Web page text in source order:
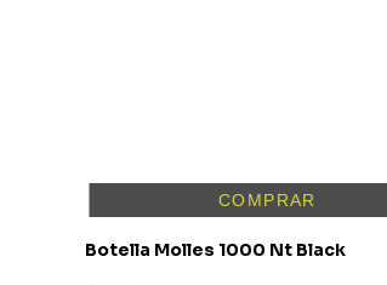
COMPRAR
Botella Molles 1000 Nt Black